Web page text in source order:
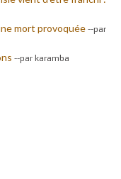
mort provoquée --par
--par karamba